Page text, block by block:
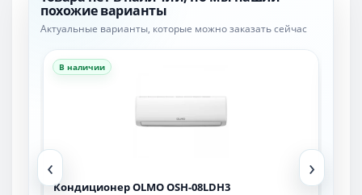
похожие варианты
Актуальные варианты, которые можно заказать сейчас
‹
В наличии
Кондиционер OLMO OSH-08LDH3
›